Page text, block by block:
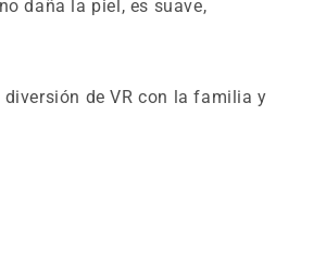
daña la piel, es suave,
de VR con la familia y